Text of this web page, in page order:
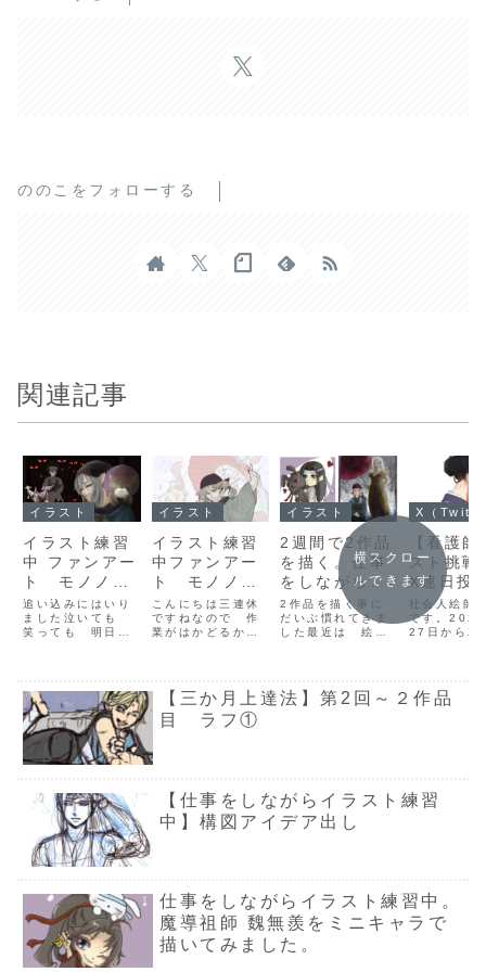
ののこをフォローする
関連記事
イラスト
イラスト練習
中 ファンアー
ト モノノ怪
15周年新作発
表を記念し
て。ストーリ
いと思います
⑤ 化猫 加
筆 塗り込み
1 背景
追い込みにはいり
ました泣いても
笑っても 明日中
イラストは何をど
こを見せたいか
考えながら 優先
度をつけて取り組
んでおります進行
計画9/4～9/7
～9/10 ...
イラスト
イラスト練習
中ファンアー
ト モノノ怪
を描きます 線
画～下塗りま
で
こんにちは三連休
ですねなので 作
業がはかどるか
（笑）はじめにま
ず初めに 私はイ
ラストの練習と作
品増産のために2
完成させる！とい
ますなぜ2週間か
という...
イラスト
2週間で2作品
を描く。仕事
をしながらイ
ラスト練習
中。モノノ怪
と魔導祖師を
完成！￼
2作品を描く事に
だいぶ慣れてきま
した最近は 絵を
まいましたねこれ
がいいことなの
行計画10/17～...
【看護
スト挑戦
X連日投
３巡目の
め（３週
11/12～
の原動力
社会人絵師
です。
27日からX
い切ってこ
をスタート
今回は、「
横スクロー
ルできます
【三か月上達法】第2回～２作品
目 ラフ①
【仕事をしながらイラスト練習
中】構図アイデア出し
仕事をしながらイラスト練習中。
魔導祖師 魏無羨をミニキャラで
描いてみました。